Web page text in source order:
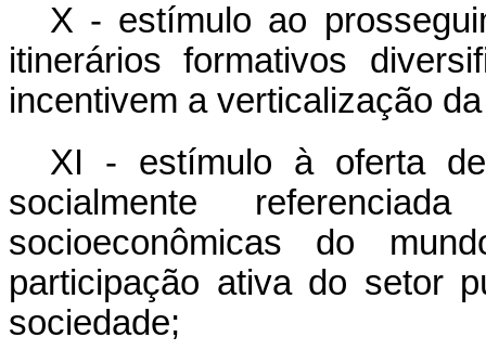
X - estímulo ao
itinerários formativos
incentivem a verticalização
XI - estímulo à oferta
socialmente
socioeconômicas do
participação ativa do setor
sociedade;